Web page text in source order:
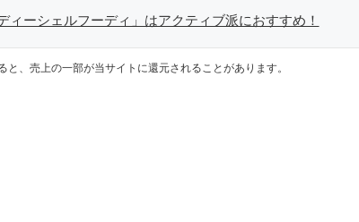
ィーシェルフーディ」はアクティブ派におすすめ！
、売上の一部が当サイトに還元されることがあります。